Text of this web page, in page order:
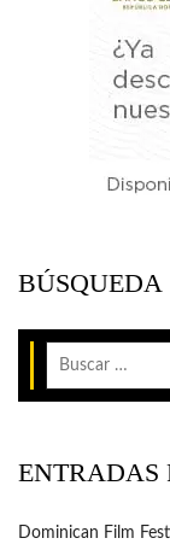
BÚSQUEDA
ENTRADAS
Dominican Film